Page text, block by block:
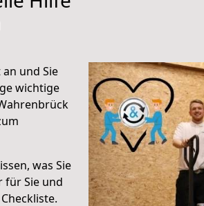
und Sie
wichtige
was Sie
für Sie und